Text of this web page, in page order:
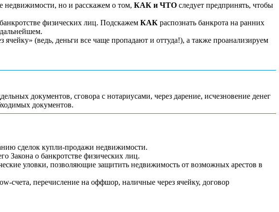
недвижимости, но и расскажем о том, КАК и ЧТО следует предпринять, чтобы
физических лиц. Подскажем КАК распознать банкрота на ранних
(ведь, деньги все чаще пропадают и оттуда!), а также проанализируем
документов, сговора с нотариусами, через дарение, исчезновение денег
документов.
сделок купли-продажи недвижимости.
Закона о банкротстве физических лиц.
уловки, позволяющие защитить недвижимость от возможных арестов в
счета, перечисление на оффшор, наличные через ячейку, договор